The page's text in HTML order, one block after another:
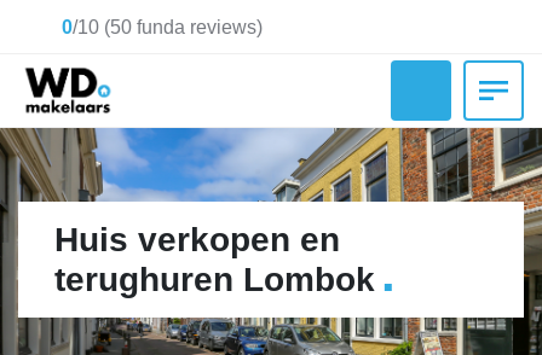
0/10 (50 funda reviews)
Huis verkopen en
terughuren Lombok .